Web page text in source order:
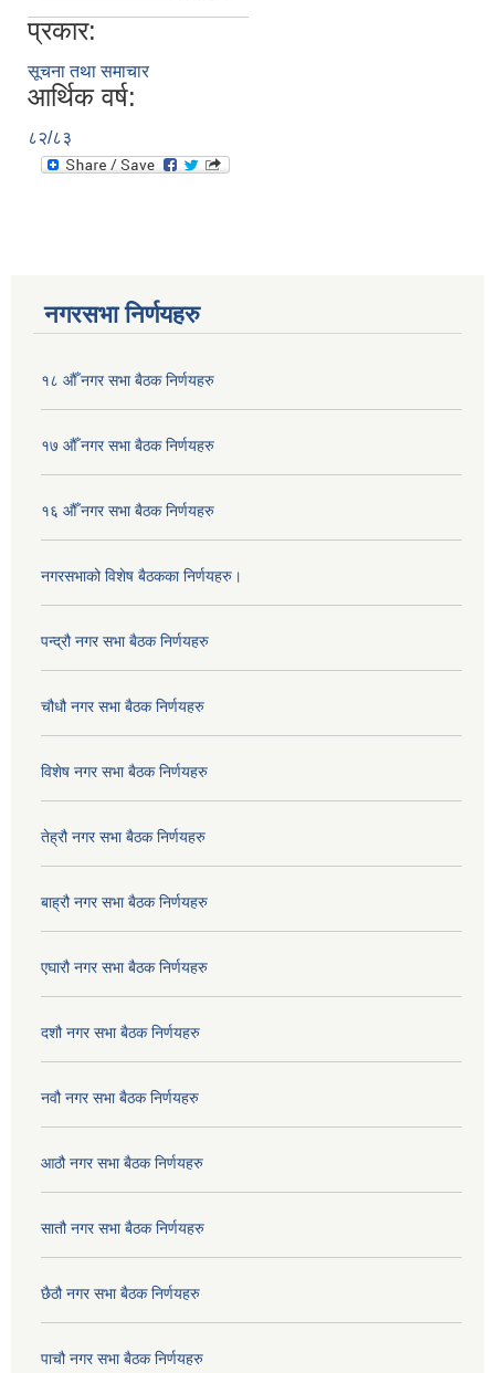
प्रकार:
सूचना तथा समाचार
आर्थिक वर्ष:
८२/८३
नगरसभा निर्णयहरु
१८ औँ नगर सभा बैठक निर्णयहरु
१७ औँ नगर सभा बैठक निर्णयहरु
१६ औँ नगर सभा बैठक निर्णयहरु
नगरसभाको विशेष बैठकका निर्णयहरु।
पन्द्रौ नगर सभा बैठक निर्णयहरु
चौधौ नगर सभा बैठक निर्णयहरु
विशेष नगर सभा बैठक निर्णयहरु
तेह्रौ नगर सभा बैठक निर्णयहरु
बाह्रौ नगर सभा बैठक निर्णयहरु
एघारौ नगर सभा बैठक निर्णयहरु
दशौ नगर सभा बैठक निर्णयहरु
नवौ नगर सभा बैठक निर्णयहरु
आठौ नगर सभा बैठक निर्णयहरु
सातौ नगर सभा बैठक निर्णयहरु
छैठौ नगर सभा बैठक निर्णयहरु
पाचौ नगर सभा बैठक निर्णयहरु